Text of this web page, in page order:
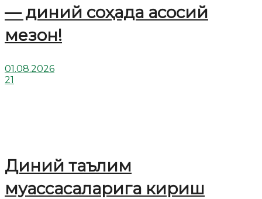
— диний соҳада асосий
мезон!
01.08.2026
21
Диний таълим
муассасаларига кириш